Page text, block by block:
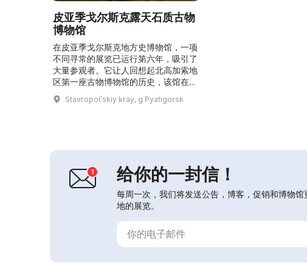
皮亚季戈尔斯克露天石质古物
博物馆
在皮亚季戈尔斯克地方史博物馆，一项
不同寻常的展览已运行第六年，吸引了
大量参观者。它让人回想起北高加索地
区第一座古物博物馆的历史，该馆在
135年前被关闭。展区陈列有古代、中
世纪及更近时期的历史遗迹、十字架、
塔夫罗波尔边疆区及北高加索的其他地
入神话、传说与神秘观念的世...
Stavropolʹskiy kray, g Pyatigorsk
给你的一封信！
每周一次，我们将发送公告，博客，促销和博物
地的展览。